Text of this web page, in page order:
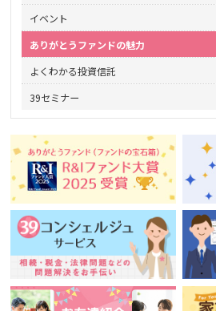
イベント
ありがとうファンドの魅力
よくわかる投資信託
39セミナー